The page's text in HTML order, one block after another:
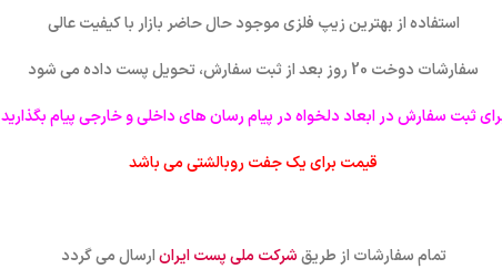
استفاده از بهترین زیپ فلزی موجود حال حاضر بازار با کیفیت عالی
سفارشات دوخت 20 روز بعد از ثبت سفارش، تحویل پست داده می شود
ثبت سفارش در ابعاد دلخواه در پیام رسان های داخلی و خارجی پیام بگذارید
قیمت برای یک جفت روبالشتی می باشد
تمام سفارشات از طریقشرکت ملی پست ایرانارسال می گردد